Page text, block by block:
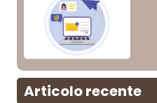
Articolo recente